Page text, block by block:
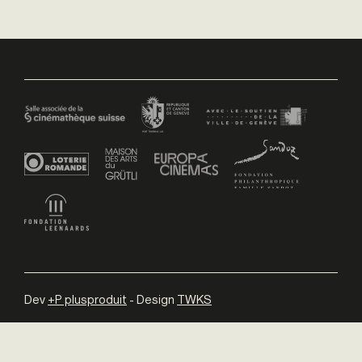
Dev +P plusproduit - Design TWKS